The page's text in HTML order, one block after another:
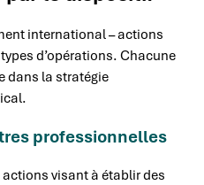
international – actions
d’opérations. Chacune
dans la stratégie
professionnelles
visant à établir des